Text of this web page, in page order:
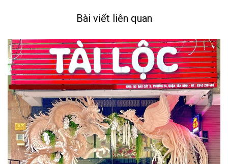
Bài viết liên quan